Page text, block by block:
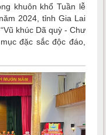
khuôn khổ Tuần lễ
2024, tỉnh Gia Lai
khúc Dã quỳ - Chư
đặc sắc độc đáo,